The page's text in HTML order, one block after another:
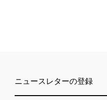
ニュースレターの登録